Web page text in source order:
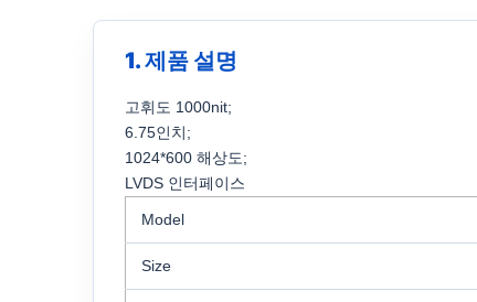
1. 제품 설명
고휘도 1000nit;
6.75인치;
1024*600 해상도;
LVDS 인터페이스
Model
Size